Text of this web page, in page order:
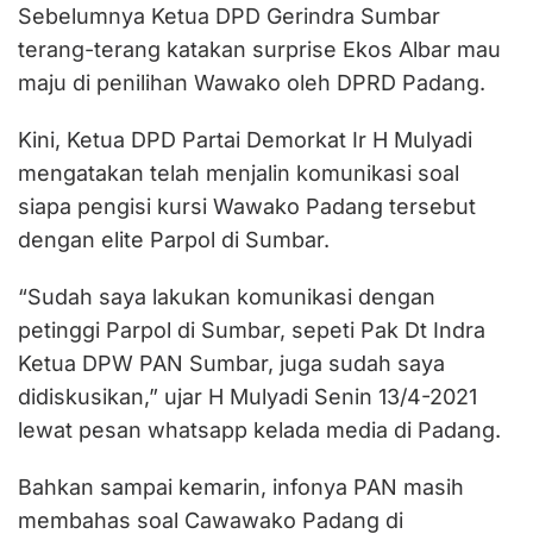
Sebelumnya Ketua DPD Gerindra Sumbar
terang-terang katakan surprise Ekos Albar mau
maju di penilihan Wawako oleh DPRD Padang.
Kini, Ketua DPD Partai Demorkat Ir H Mulyadi
mengatakan telah menjalin komunikasi soal
siapa pengisi kursi Wawako Padang tersebut
dengan elite Parpol di Sumbar.
“Sudah saya lakukan komunikasi dengan
petinggi Parpol di Sumbar, sepeti Pak Dt Indra
Ketua DPW PAN Sumbar, juga sudah saya
didiskusikan,” ujar H Mulyadi Senin 13/4-2021
lewat pesan whatsapp kelada media di Padang.
Bahkan sampai kemarin, infonya PAN masih
membahas soal Cawawako Padang di